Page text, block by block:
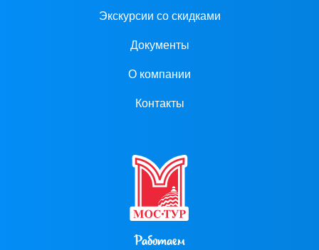
Экскурсии со скидками
Документы
О компании
Контакты
Работаем